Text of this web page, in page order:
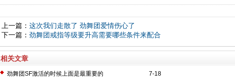
上一篇： 这次我们走散了 劲舞团爱情伤心了
下一篇： 劲舞团戒指等级要升高需要哪些条件来配合
相关文章
7-18
劲舞团SF激活的时候上面是最重要的